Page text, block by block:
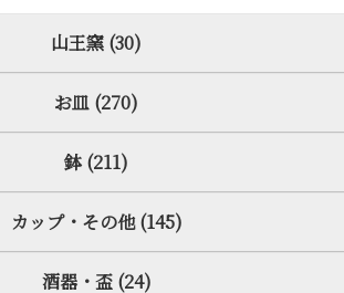
山王窯 (30)
お皿 (270)
鉢 (211)
カップ・その他 (145)
酒器・盃 (24)